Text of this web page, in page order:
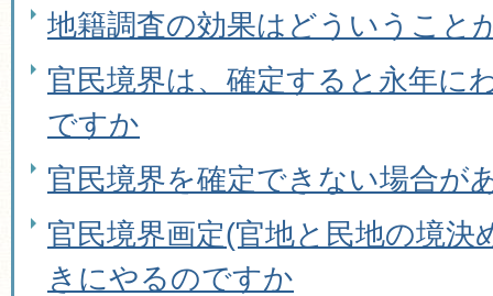
地籍調査の効果はどういうこと
官民境界は、確定すると永年に
ですか
官民境界を確定できない場合が
官民境界画定(官地と民地の境決
きにやるのですか